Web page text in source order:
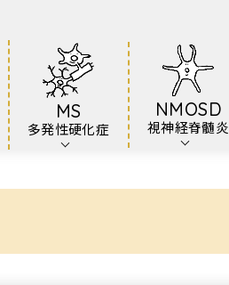
MS
多発性硬化症
NMOSD
視神経脊髄炎